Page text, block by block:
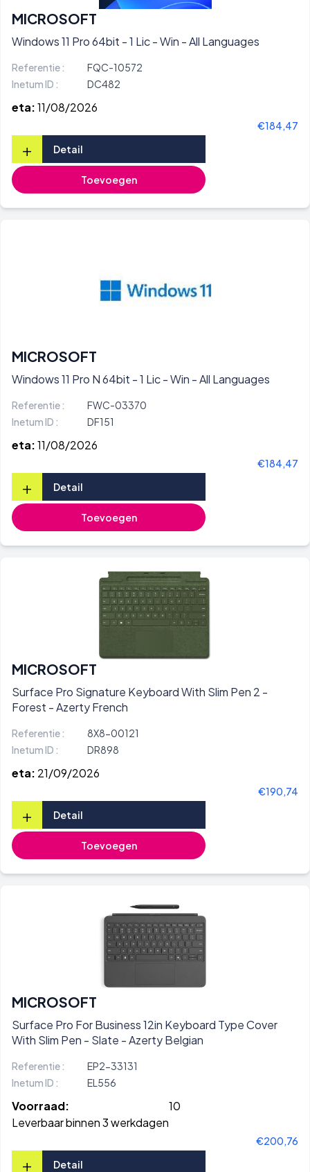
MICROSOFT
Windows 11 Pro 64bit - 1 Lic - Win - All Languages
Referentie :
FQC-10572
Inetum ID :
DC482
eta:11/08/2026
€184,47
+ Detail
Toevoegen
MICROSOFT
Windows 11 Pro N 64bit - 1 Lic - Win - All Languages
Referentie :
FWC-03370
Inetum ID :
DF151
eta:11/08/2026
€184,47
+ Detail
Toevoegen
MICROSOFT
Surface Pro Signature Keyboard With Slim Pen 2 -
Forest - Azerty French
Referentie :
8X8-00121
Inetum ID :
DR898
eta: 21/09/2026
€190,74
+ Detail
Toevoegen
MICROSOFT
Surface Pro For Business 12in Keyboard Type Cover
With Slim Pen - Slate - Azerty Belgian
Referentie :
EP2-33131
Inetum ID :
EL556
Voorraad:
10
Leverbaar binnen 3 werkdagen
€200,76
+ Detail